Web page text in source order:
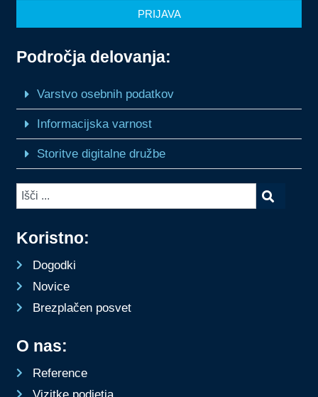
O nas:
Reference
Koristno:
Dogodki
Novice
Brezplačen posvet
Področja delovanja:
Varstvo osebnih podatkov
Informacijska varnost
Storitve digitalne družbe
PRIJAVA